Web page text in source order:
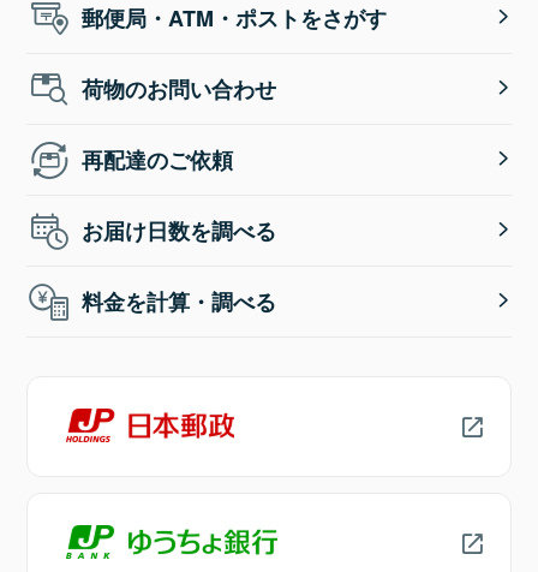
郵便局・ATM・ポストをさがす
荷物のお問い合わせ
再配達のご依頼
お届け日数を調べる
料金を計算・調べる